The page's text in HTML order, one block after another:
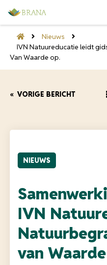
Nieuws
IVN Natuureducatie leidt
Van Waarde op.
« VORIGE BERICHT
NIEUWS
IVN
van Waarde